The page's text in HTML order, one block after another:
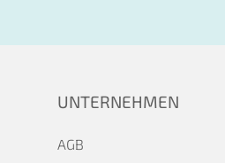
UNTERNEHMEN
AGB